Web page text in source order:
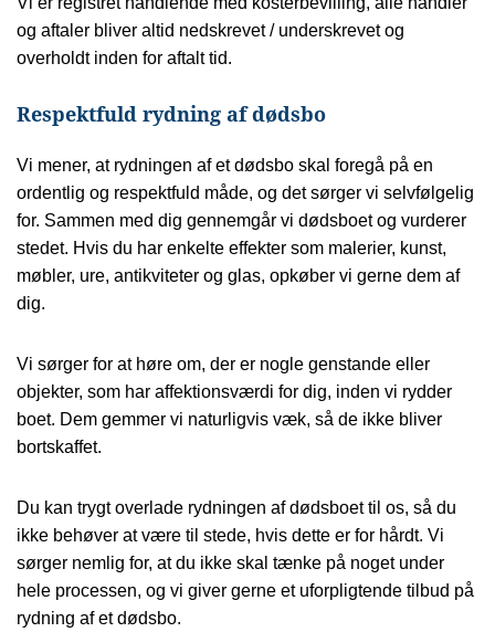
og aftaler bliver altid nedskrevet / underskrevet og
overholdt inden for aftalt tid.
Respektfuld rydning af dødsbo
Vi mener, at rydningen af et dødsbo skal foregå på en
ordentlig og respektfuld måde, og det sørger vi selvfølgelig
for. Sammen med dig gennemgår vi dødsboet og vurderer
stedet. Hvis du har enkelte effekter som malerier, kunst,
møbler, ure, antikviteter og glas, opkøber vi gerne dem af
dig.
Vi sørger for at høre om, der er nogle genstande eller
objekter, som har affektionsværdi for dig, inden vi rydder
boet. Dem gemmer vi naturligvis væk, så de ikke bliver
bortskaffet.
Du kan trygt overlade rydningen af dødsboet til os, så du
ikke behøver at være til stede, hvis dette er for hårdt. Vi
sørger nemlig for, at du ikke skal tænke på noget under
hele processen, og vi giver gerne et uforpligtende tilbud på
rydning af et dødsbo.